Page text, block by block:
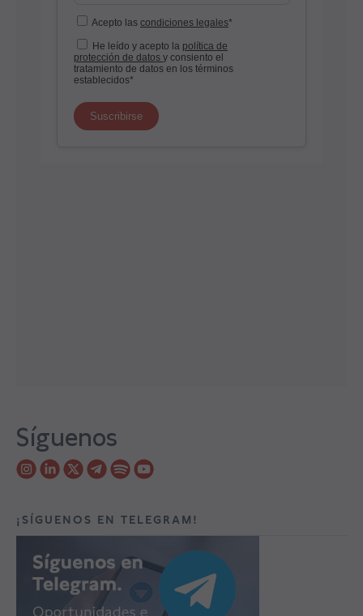
Síguenos
¡SÍGUENOS EN TELEGRAM!